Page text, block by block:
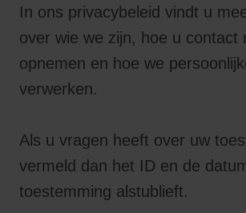
In ons privacybeleid vindt u
over wie we zijn, hoe u contact
opnemen en hoe we
verwerken.
Als u vragen heeft over uw
vermeld dan het ID en de
toestemming alstublieft.